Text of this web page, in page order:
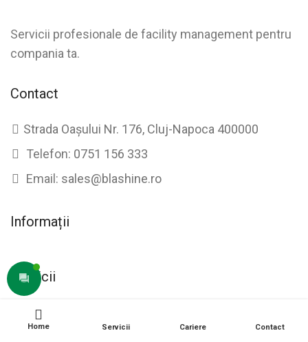
Servicii profesionale de facility management pentru
compania ta.
Contact
Strada Oașului Nr. 176, Cluj-Napoca 400000
Telefon: 0751 156 333
Email: sales@blashine.ro
Informații
Servicii
Home Servicii Cariere Contact